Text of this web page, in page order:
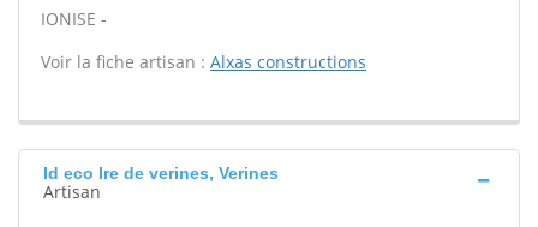
IONISE -
Voir la fiche artisan : Alxas constructions
Id eco Ire de verines, Verines
Artisan